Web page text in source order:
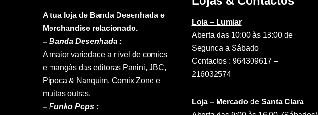
A tua loja de Banda Desenhada e
Merchandise relacionado.
– Banda Desenhada :
A maior variedade a nível de comics
e mangás das editoras Panini, JBC,
Pipoca & Nanquim, Comix Zone e
muitas outras.
– Funko Pops :
Loja – Lumiar
Aberta das 10:00 às 18:00 de
Segunda a Sábado
Contactos : 964309617 –
216032574
Loja – Mercado de Santa Clara